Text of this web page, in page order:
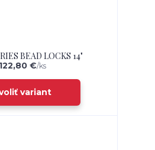
BEAD LOCKS 14"
122,80 €/ks
variant